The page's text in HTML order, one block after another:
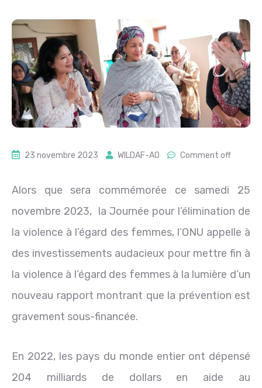
23 novembre 2023 WILDAF-AO Comment off
Alors que sera commémorée ce samedi 25
novembre 2023, la Journée pour l’élimination de
la violence à l’égard des femmes, l’ONU appelle à
des investissements audacieux pour mettre fin à
la violence à l’égard des femmes à la lumière d’un
nouveau rapport montrant que la prévention est
gravement sous-financée.
En 2022, les pays du monde entier ont dépensé
204 milliards de dollars en aide au